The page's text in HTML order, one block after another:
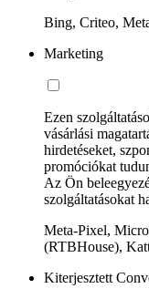
Bing, Criteo,
Marketing
Ezen
vásárlási
hirdetéseket,
promóciókat
Az Ön
szolgáltatásokat
Meta-Pixel,
(RTBHouse),
Kiterjesztett